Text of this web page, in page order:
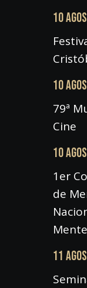
10
10
79ª
Cine
10
1er
de
11